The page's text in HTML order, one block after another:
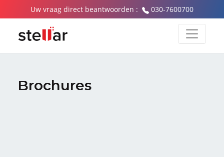
Uw vraag direct beantwoorden : 030-7600700
Brochures